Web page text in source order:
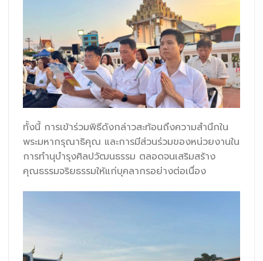
ทั้งนี้ การเข้าร่วมพิธีดังกล่าวสะท้อนถึงความสำนึกใน
พระมหากรุณาธิคุณ และการมีส่วนร่วมของหน่วยงานใน
การทำนุบำรุงศิลปวัฒนธรรม ตลอดจนเสริมสร้าง
คุณธรรมจริยธรรมให้แก่บุคลากรอย่างต่อเนื่อง